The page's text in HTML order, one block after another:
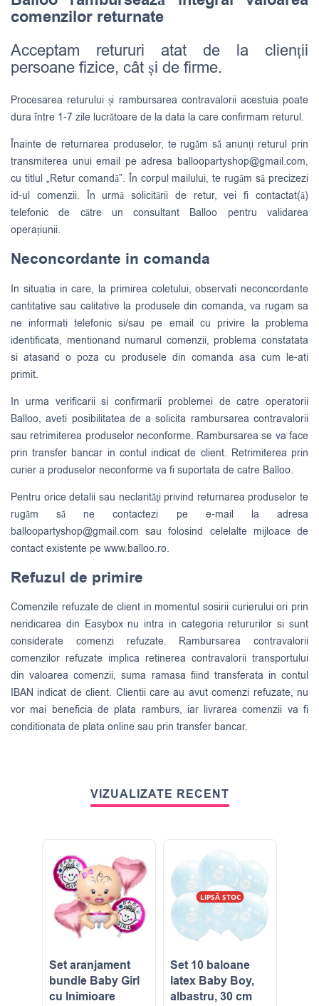
comenzilor returnate
Acceptam retururi atat de la clienții
persoane fizice, cât și de firme.
Procesarea returului și rambursarea contravalorii acestuia poate
dura între 1-7 zile lucrătoare de la data la care confirmam returul.
Înainte de returnarea produselor, te rugăm să anunți returul prin
transmiterea unui email pe adresa balloopartyshop@gmail.com,
cu titlul „Retur comandă”. În corpul mailului, te rugăm să precizezi
id-ul comenzii. În urmă solicitării de retur, vei fi contactat(ă)
telefonic de către un consultant Balloo pentru validarea
operațiunii.
Neconcordante in comanda
In situatia in care, la primirea coletului, observati neconcordante
cantitative sau calitative la produsele din comanda, va rugam sa
ne informati telefonic si/sau pe email cu privire la problema
identificata, mentionand numarul comenzii, problema constatata
si atasand o poza cu produsele din comanda asa cum le-ati
primit.
In urma verificarii si confirmarii problemei de catre operatorii
Balloo, aveti posibilitatea de a solicita rambursarea contravalorii
sau retrimiterea produselor neconforme. Rambursarea se va face
prin transfer bancar in contul indicat de client. Retrimiterea prin
curier a produselor neconforme va fi suportata de catre Balloo.
Pentru orice detalii sau neclarităţi privind returnarea produselor te
rugăm să ne contactezi pe e-mail la adresa
balloopartyshop@gmail.com sau folosind celelalte mijloace de
contact existente pe www.balloo.ro.
Refuzul de primire
Comenzile refuzate de client in momentul sosirii curierului ori prin
neridicarea din Easybox nu intra in categoria retururilor si sunt
considerate comenzi refuzate. Rambursarea contravalorii
comenzilor refuzate implica retinerea contravalorii transportului
din valoarea comenzii, suma ramasa fiind transferata in contul
IBAN indicat de client. Clientii care au avut comenzi refuzate, nu
vor mai beneficia de plata ramburs, iar livrarea comenzii va fi
conditionata de plata online sau prin transfer bancar.
VIZUALIZATE RECENT
Set aranjament
bundle Baby Girl
cu Inimioare
LIPSĂ STOC
Set 10 baloane
latex Baby Boy,
albastru, 30 cm